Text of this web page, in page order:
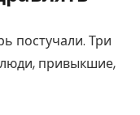
постучали. Три
люди, привыкшие,